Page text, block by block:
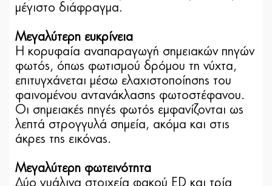
μέγιστο διάφραγμα.
Μεγαλύτερη ευκρίνεια
Η κορυφαία αναπαραγωγή σημειακών πηγών
φωτός, όπως φωτισμού δρόμου τη νύχτα,
επιτυγχάνεται μέσω ελαχιστοποίησης του
φαινομένου αντανάκλασης φωτοστέφανου.
Οι σημειακές πηγές φωτός εμφανίζονται ως
λεπτά στρογγυλά σημεία, ακόμα και στις
άκρες της εικόνας.
Μεγαλύτερη φωτεινότητα
Δύο γυάλινα στοιχεία φακού ED και τρία